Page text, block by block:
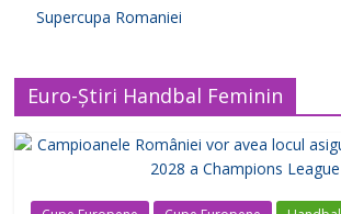
Supercupa Romaniei
Euro-Știri Handbal Feminin